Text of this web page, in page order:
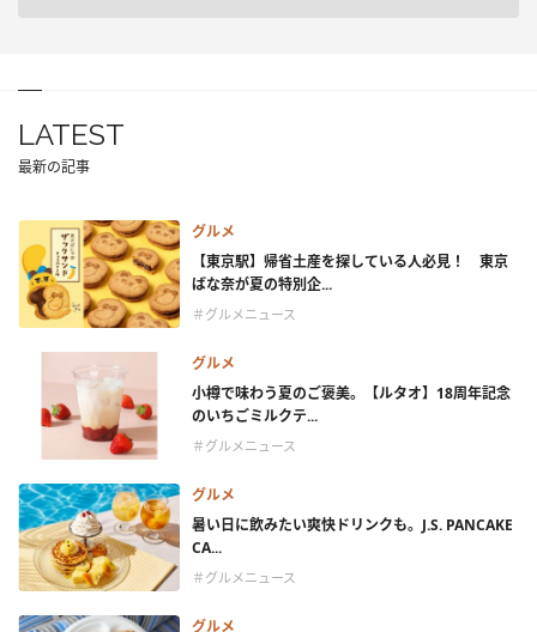
LATEST
最新の記事
グルメ
【東京駅】帰省土産を探している人必見！ 東京
ばな奈が夏の特別企...
＃グルメニュース
グルメ
小樽で味わう夏のご褒美。【ルタオ】18周年記念
のいちごミルクテ...
＃グルメニュース
グルメ
暑い日に飲みたい爽快ドリンクも。J.S. PANCAKE
CA...
＃グルメニュース
グルメ